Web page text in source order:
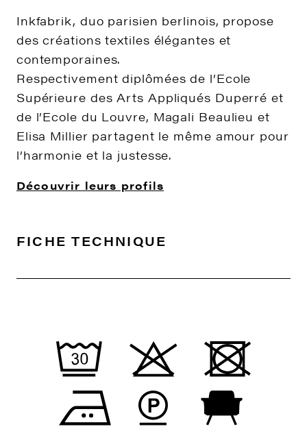
Inkfabrik, duo parisien berlinois, propose
des créations textiles élégantes et
contemporaines.
Respectivement diplômées de l’Ecole
Supérieure des Arts Appliqués Duperré et
de l’Ecole du Louvre, Magali Beaulieu et
Elisa Millier partagent le même amour pour
l’harmonie et la justesse.
Découvrir leurs profils
FICHE TECHNIQUE